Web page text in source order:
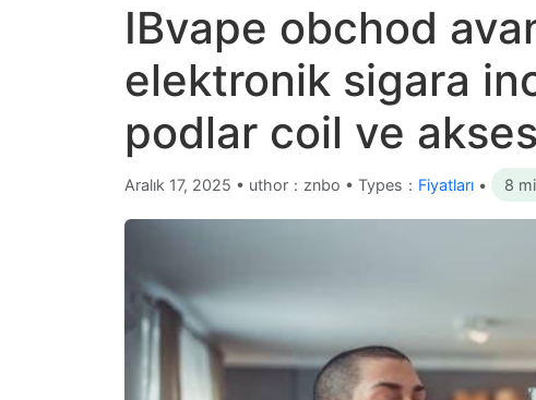
IBvape obchod
elektronik sigara
podlar coil ve
Aralık 17, 2025 • uthor：znbo • Types： Fiyatları • 8